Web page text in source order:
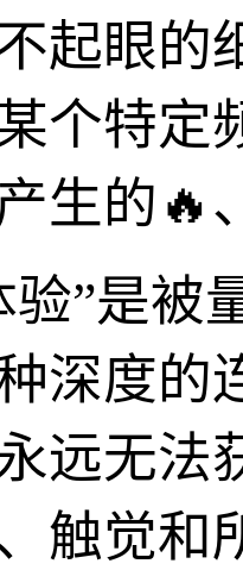
起眼的
个特定
生的🔥
验”是被
深度的
远无法
触觉和